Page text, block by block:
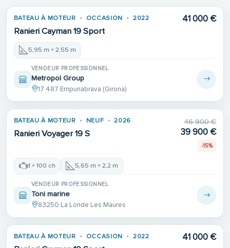
BATEAU À MOTEUR OCCASION 2022
Ranieri Cayman 19 Sport
41 000 €
5,95 m × 2,55 m
VENDEUR PROFESSIONNEL
Metropol Group
17 487 Empuriabrava (Girona)
BATEAU À MOTEUR NEUF 2026
Ranieri Voyager 19 S
46 900 €
39 900 €
-15%
1 × 100 ch 5,65 m × 2,2 m
VENDEUR PROFESSIONNEL
Toni marine
83250 La Londe Les Maures
BATEAU À MOTEUR OCCASION 2022 41 000 €